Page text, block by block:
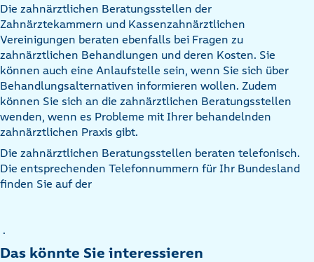
Die zahnärztlichen Beratungsstellen der
Zahnärztekammern und Kassenzahnärztlichen
Vereinigungen beraten ebenfalls bei Fragen zu
zahnärztlichen Behandlungen und deren Kosten. Sie
können auch eine Anlaufstelle sein, wenn Sie sich über
Behandlungsalternativen informieren wollen. Zudem
können Sie sich an die zahnärztlichen Beratungsstellen
wenden, wenn es Probleme mit Ihrer behandelnden
zahnärztlichen Praxis gibt.
Die zahnärztlichen Beratungsstellen beraten telefonisch.
Die entsprechenden Telefonnummern für Ihr Bundesland
finden Sie auf der
.
Das könnte Sie interessieren